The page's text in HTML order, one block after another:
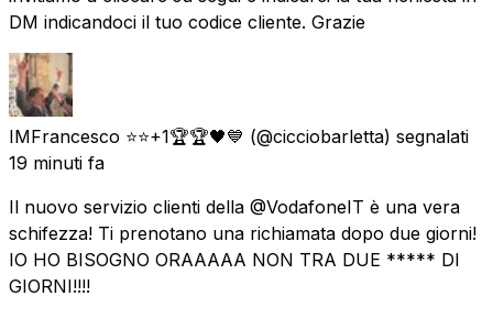
DM indicandoci il tuo codice cliente. Grazie
IMFrancesco ⭐⭐+1🏆🏆🖤💙 (@cicciobarletta) segnalati
19 minuti fa
Il nuovo servizio clienti della @VodafoneIT è una vera
schifezza! Ti prenotano una richiamata dopo due giorni!
IO HO BISOGNO ORAAAAA NON TRA DUE ***** DI
GIORNI!!!!